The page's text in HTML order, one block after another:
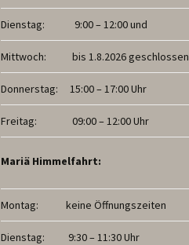
Dienstag: 9:00 – 12:00 und
Mittwoch: bis 1.8.2026 geschlossen
Donnerstag: 15:00 – 17:00 Uhr
Freitag: 09:00 – 12:00 Uhr
Mariä Himmelfahrt:
Montag: keine Öffnungszeiten
Dienstag: 9:30 – 11:30 Uhr